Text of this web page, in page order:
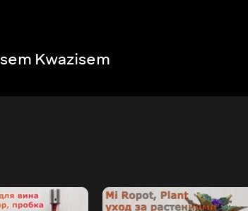
Kwazisem